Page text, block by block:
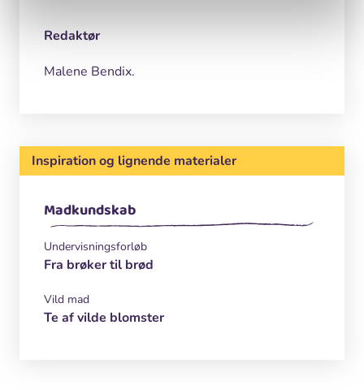
Redaktør
Malene Bendix.
Inspiration og lignende materialer
Madkundskab
Undervisningsforløb
Fra brøker til brød
Vild mad
Te af vilde blomster